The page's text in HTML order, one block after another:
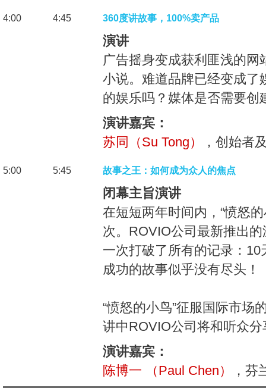
4:00 4:45 360度讲故事，100%卖产品
演讲
广告摇身变成获利匪浅的
小说。难道品牌已经变成了
的娱乐吗？媒体是否需要
演讲嘉宾：
苏同（Su Tong）
，创始者
5:00 5:45 故事之王：如何成为众人的焦点
闭幕主旨演讲
在短短两年时间内，“愤怒
次。ROVIO公司最新推出的
一次打破了所有的记录：
成功的故事似乎没有尽头！
“愤怒的小鸟”征服国际市场
讲中ROVIO公司将和听众
演讲嘉宾：
陈博一 （Paul Chen）
，